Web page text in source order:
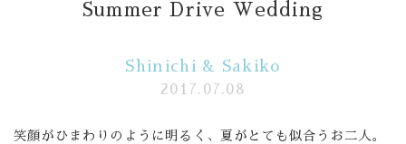
施設のご紹介Summer Drive Wedding
Shinichi & Sakiko
2017.07.08
笑顔がひまわりのように明るく、夏がとても似合うお二人。